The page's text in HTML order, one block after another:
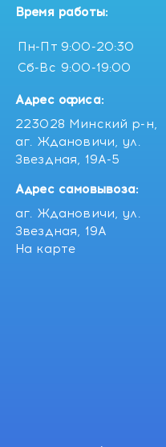
Время работы:
Пн-Пт 9:00-20:30
Сб-Вс 9:00-19:00
Адрес офиса:
223028 Минский р-н,
аг. Ждановичи, ул.
Звездная, 19А-5
Адрес самовывоза:
аг. Ждановичи, ул.
Звездная, 19А
На карте